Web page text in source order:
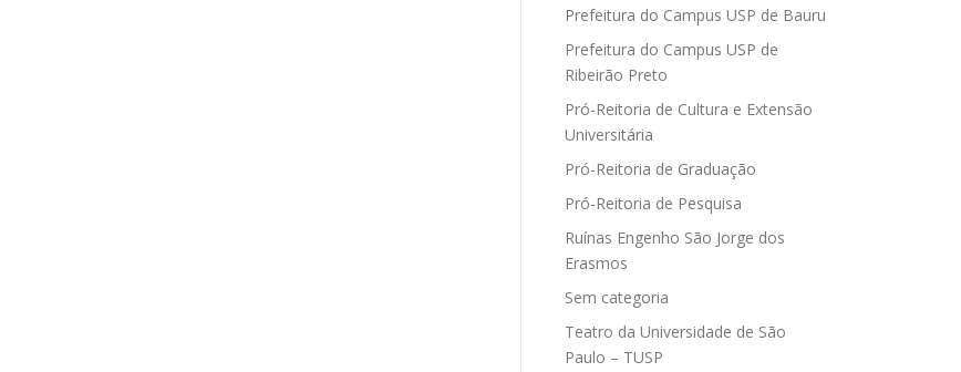
Prefeitura do Campus USP de Bauru
Prefeitura do Campus USP de
Ribeirão Preto
Pró-Reitoria de Cultura e Extensão
Universitária
Pró-Reitoria de Graduação
Pró-Reitoria de Pesquisa
Ruínas Engenho São Jorge dos
Erasmos
Sem categoria
Teatro da Universidade de São
Paulo – TUSP